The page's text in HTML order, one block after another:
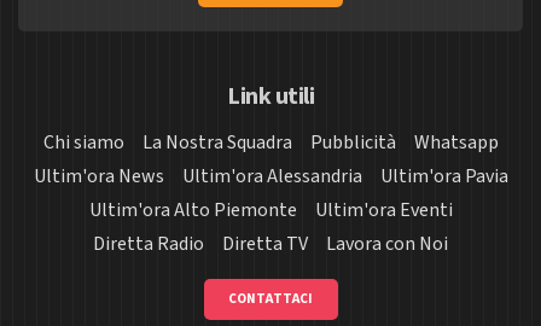
Link utili
Chi siamo La Nostra Squadra Pubblicità
Whatsapp
Ultim'ora News
Ultim'ora Alessandria
Ultim'ora Pavia
Ultim'ora Alto Piemonte
Ultim'ora Eventi
Diretta Radio
Diretta TV Lavora con Noi
CONTATTACI